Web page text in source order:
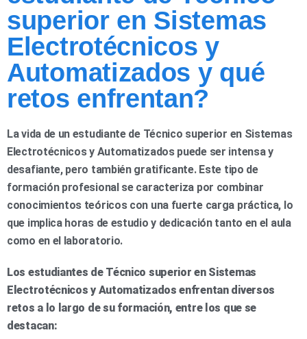
superior en Sistemas
Electrotécnicos y
Automatizados y qué
retos enfrentan?
La vida de un estudiante de Técnico superior en Sistemas
Electrotécnicos y Automatizados puede ser intensa y
desafiante, pero también gratificante. Este tipo de
formación profesional se caracteriza por combinar
conocimientos teóricos con una fuerte carga práctica, lo
que implica horas de estudio y dedicación tanto en el aula
como en el laboratorio.
Los estudiantes de Técnico superior en Sistemas
Electrotécnicos y Automatizados enfrentan diversos
retos a lo largo de su formación, entre los que se
destacan: